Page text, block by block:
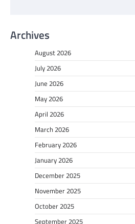
Archives
August 2026
July 2026
June 2026
May 2026
April 2026
March 2026
February 2026
January 2026
December 2025
November 2025
October 2025
September 2025